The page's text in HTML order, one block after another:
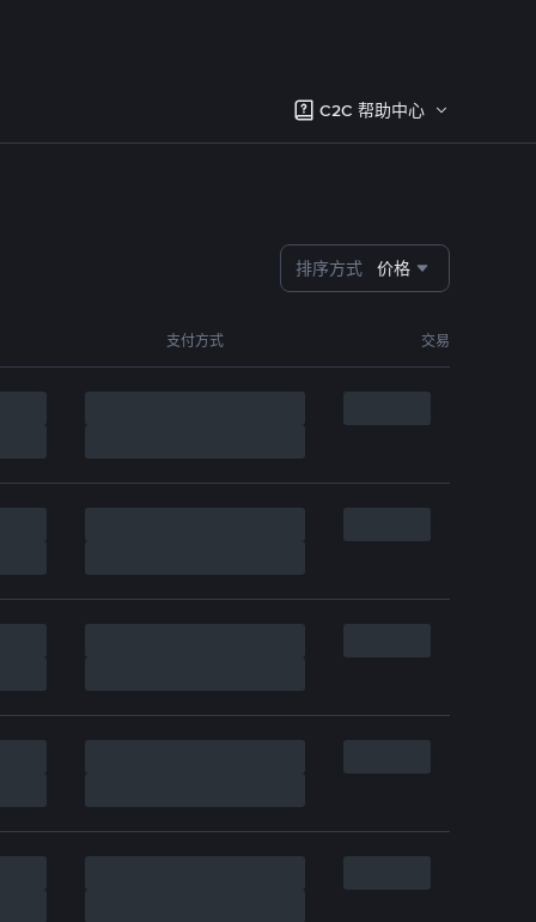
C2C 帮助中心
排序方式 价格
支付方式 交易